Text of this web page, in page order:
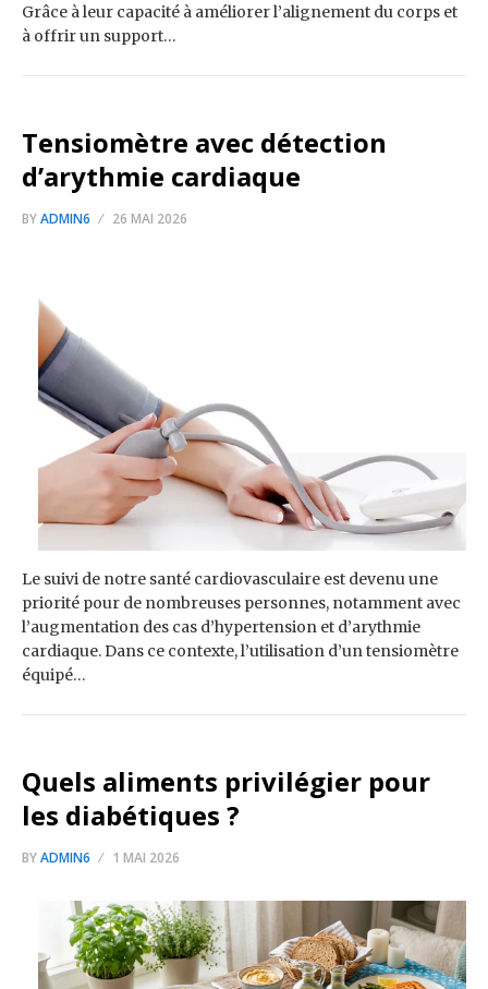
Grâce à leur capacité à améliorer l’alignement du corps et
à offrir un support…
Tensiomètre avec détection
d’arythmie cardiaque
BYADMIN6 26 MAI 2026
Le suivi de notre santé cardiovasculaire est devenu une
priorité pour de nombreuses personnes, notamment avec
l’augmentation des cas d’hypertension et d’arythmie
cardiaque. Dans ce contexte, l’utilisation d’un tensiomètre
équipé…
Quels aliments privilégier pour
les diabétiques ?
BYADMIN6 1 MAI 2026